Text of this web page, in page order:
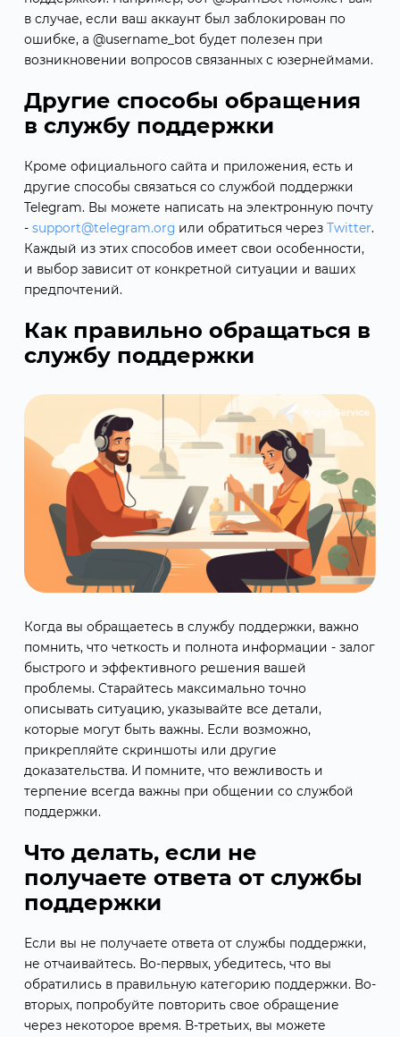
в случае, если ваш аккаунт был заблокирован по
ошибке, а @username_bot будет полезен при
возникновении вопросов связанных с юзернеймами.
Другие способы обращения
в службу поддержки
Кроме официального сайта и приложения, есть и
другие способы связаться со службой поддержки
Telegram. Вы можете написать на электронную почту
- support@telegram.org или обратиться через Twitter.
Каждый из этих способов имеет свои особенности,
и выбор зависит от конкретной ситуации и ваших
предпочтений.
Как правильно обращаться в
службу поддержки
Когда вы обращаетесь в службу поддержки, важно
помнить, что четкость и полнота информации - залог
быстрого и эффективного решения вашей
проблемы. Старайтесь максимально точно
описывать ситуацию, указывайте все детали,
которые могут быть важны. Если возможно,
прикрепляйте скриншоты или другие
доказательства. И помните, что вежливость и
терпение всегда важны при общении со службой
поддержки.
Что делать, если не
получаете ответа от службы
поддержки
Если вы не получаете ответа от службы поддержки,
не отчаивайтесь. Во-первых, убедитесь, что вы
обратились в правильную категорию поддержки. Во-
вторых, попробуйте повторить свое обращение
через некоторое время. В-третьих, вы можете